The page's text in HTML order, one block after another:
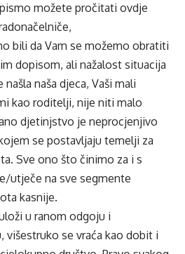
možete pročitati ovdje
bili da Vam se možemo obratiti
dopisom, ali nažalost situacija
naša djeca, Vaši mali
kao roditelji, nije niti malo
djetinjstvo je neprocjenjivo
se postavljaju temelji za
Sve ono što činimo za i s
utječe na sve segmente
kasnije.
u ranom odgoju i
višestruko se vraća kao dobit i